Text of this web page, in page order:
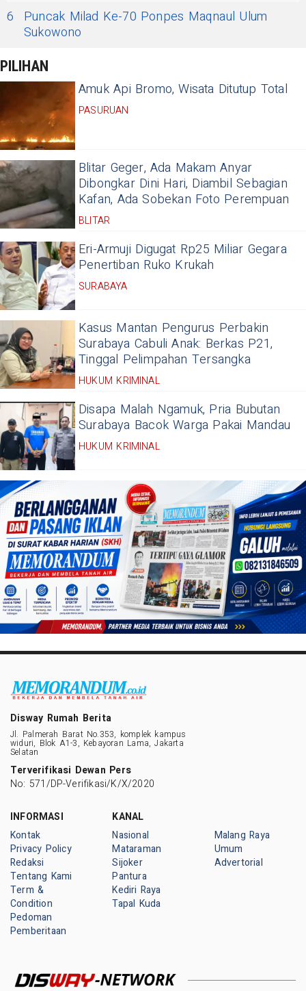
6
Puncak Milad Ke-70 Ponpes Maqnaul Ulum
Sukowono
PILIHAN
Amuk Api Bromo, Wisata Ditutup Total
PASURUAN
Blitar Geger, Ada Makam Anyar
Dibongkar Dini Hari, Diambil Sebagian
Kafan, Ada Sobekan Foto Perempuan
BLITAR
Eri-Armuji Digugat Rp25 Miliar Gegara
Penertiban Ruko Krukah
SURABAYA
Kasus Mantan Pengurus Perbakin
Surabaya Cabuli Anak: Berkas P21,
Tinggal Pelimpahan Tersangka
HUKUM KRIMINAL
Disapa Malah Ngamuk, Pria Bubutan
Surabaya Bacok Warga Pakai Mandau
HUKUM KRIMINAL
Disway Rumah Berita
Jl. Palmerah Barat No.353, komplek kampus
widuri, Blok A1-3, Kebayoran Lama, Jakarta
Selatan
Terverifikasi Dewan Pers
No: 571/DP-Verifikasi/K/X/2020
INFORMASI
Kontak
Privacy Policy
Redaksi
Tentang Kami
Term &
Condition
Pedoman
Pemberitaan
KANAL
Nasional
Mataraman
Sijoker
Pantura
Kediri Raya
Tapal Kuda
Malang Raya
Umum
Advertorial